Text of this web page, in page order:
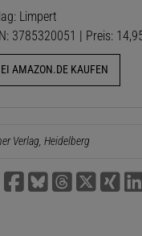
Limpert
3785320051 | Preis:
AMAZON.DE KAUFEN
Verlag, Heidelberg